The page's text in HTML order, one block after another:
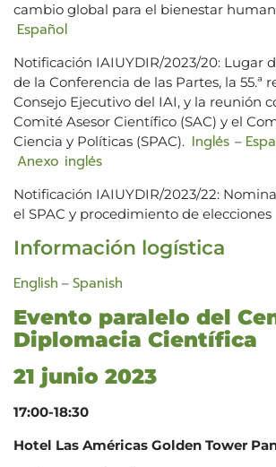
cambio global para el bienestar
Español
Notificación IAIUYDIR/2023/20: Lugar
de la Conferencia de las Partes, la 55.ª
Consejo Ejecutivo del IAI, y la reunión
Comité Asesor Científico (SAC) y el
Ciencia y Políticas (SPAC). Inglés –
Anexo inglés
Notificación IAIUYDIR/2023/22:
el SPAC y procedimiento de elecciones
Información logística
English – Spanish
Evento paralelo del
Diplomacia Científica
21 junio 2023
17:00-18:30
Hotel Las Américas Golden Tower